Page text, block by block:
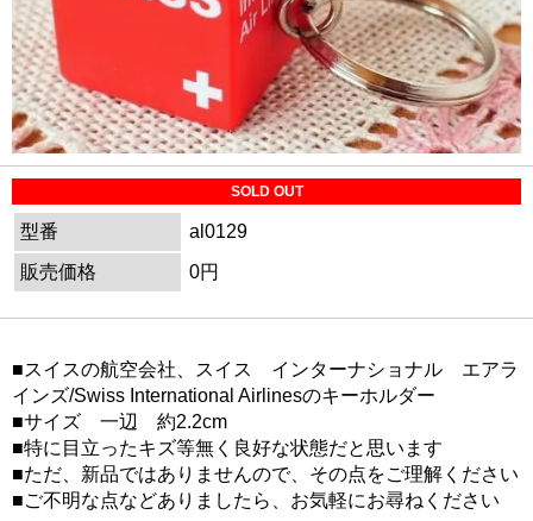
SOLD OUT
型番
al0129
販売価格
0円
■スイスの航空会社、スイス インターナショナル エアラ
インズ/Swiss International Airlinesのキーホルダー
■サイズ 一辺 約2.2cm
■特に目立ったキズ等無く良好な状態だと思います
■ただ、新品ではありませんので、その点をご理解ください
■ご不明な点などありましたら、お気軽にお尋ねください